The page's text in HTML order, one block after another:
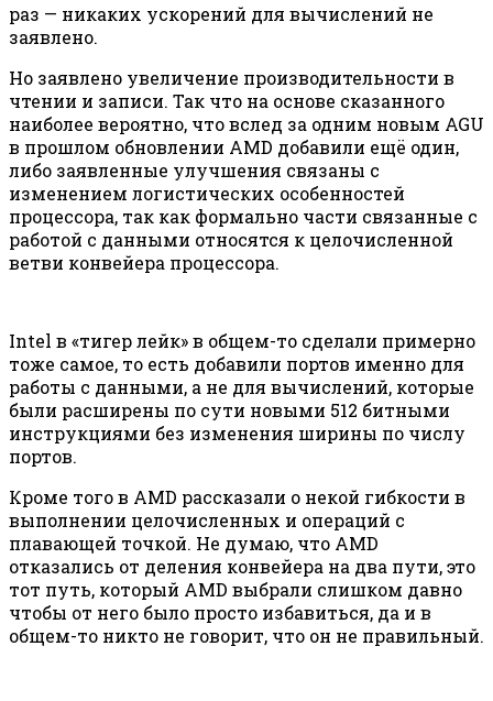
раз — никаких ускорений для вычислений не
заявлено.
Но заявлено увеличение производительности в
чтении и записи. Так что на основе сказанного
наиболее вероятно, что вслед за одним новым AGU
в прошлом обновлении AMD добавили ещё один,
либо заявленные улучшения связаны с
изменением логистических особенностей
процессора, так как формально части связанные с
работой с данными относятся к целочисленной
ветви конвейера процессора.
Intel в «тигер лейк» в общем-то сделали примерно
тоже самое, то есть добавили портов именно для
работы с данными, а не для вычислений, которые
были расширены по сути новыми 512 битными
инструкциями без изменения ширины по числу
портов.
Кроме того в AMD рассказали о некой гибкости в
выполнении целочисленных и операций с
плавающей точкой. Не думаю, что AMD
отказались от деления конвейера на два пути, это
тот путь, который AMD выбрали слишком давно
чтобы от него было просто избавиться, да и в
общем-то никто не говорит, что он не правильный.